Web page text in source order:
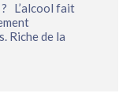
? L’alcool fait
Riche de la